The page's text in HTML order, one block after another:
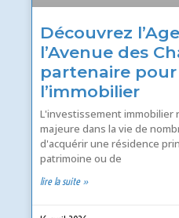
Découvrez
l’Avenue des
partenaire
l’immobilier
L'investissement immobilier
majeure dans la vie de
d'acquérir une résidence
patrimoine ou de
lire la suite »